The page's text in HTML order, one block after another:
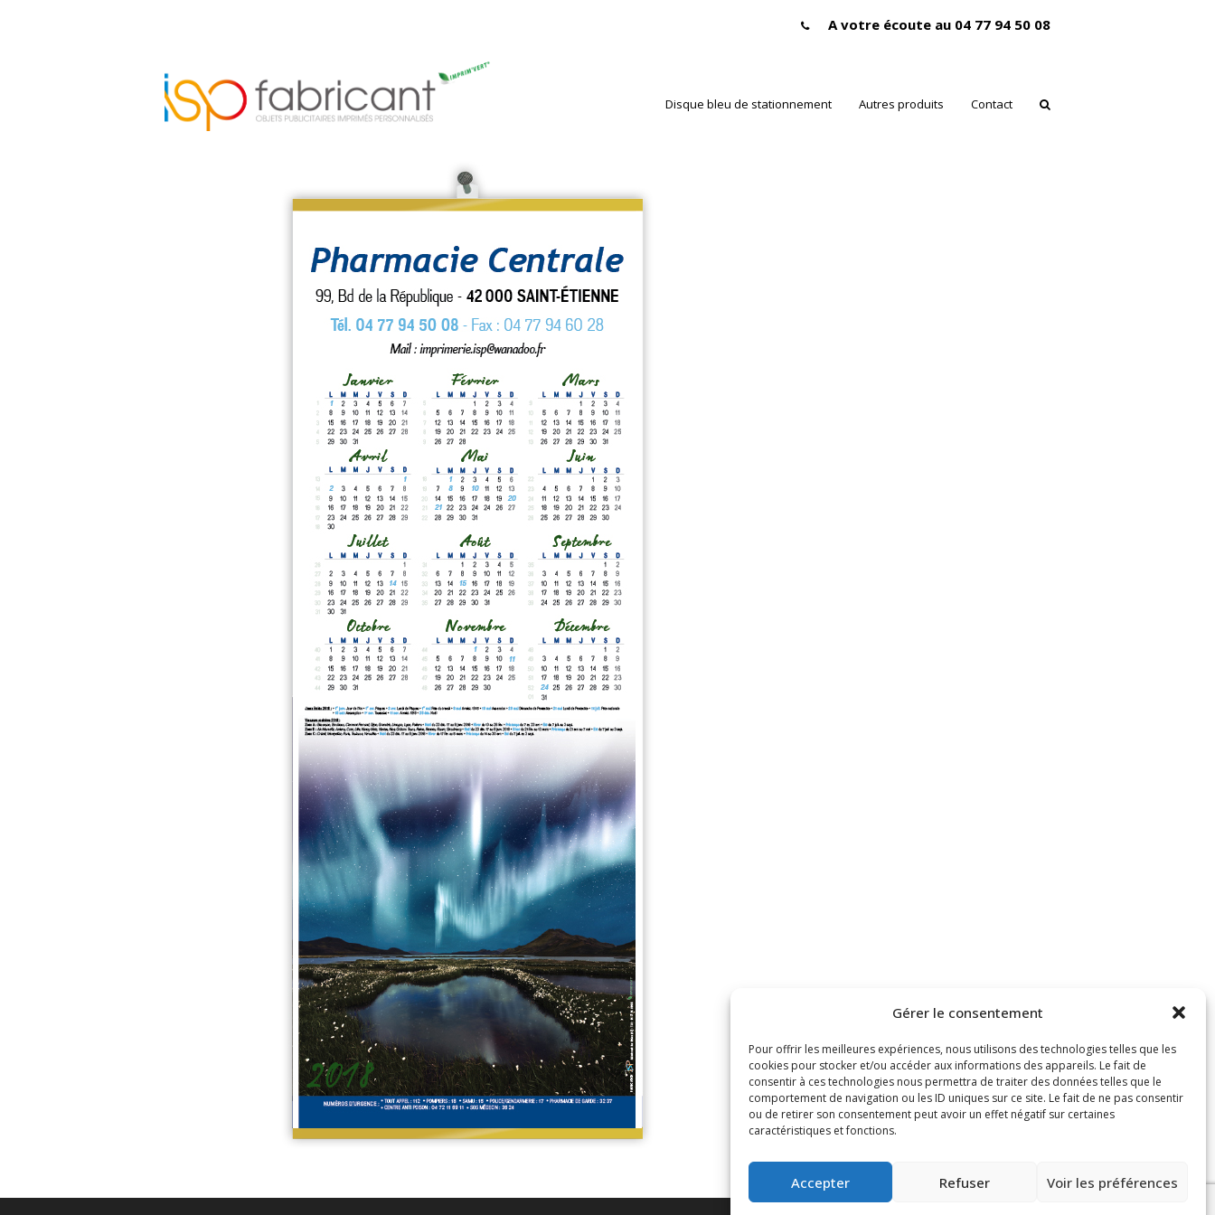
Gérer le consentement
Pour offrir les meilleures expériences, nous utilisons des technologies telles que les
cookies pour stocker et/ou accéder aux informations des appareils. Le fait de
consentir à ces technologies nous permettra de traiter des données telles que le
comportement de navigation ou les ID uniques sur ce site. Le fait de ne pas consentir
ou de retirer son consentement peut avoir un effet négatif sur certaines
caractéristiques et fonctions.
Accepter Refuser Voir les préférences
A votre écoute au 04 77 94 50 08
Disque bleu de stationnement Autres produits Contact